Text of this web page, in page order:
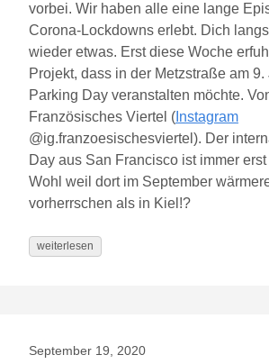
vorbei. Wir haben alle eine lange
Corona-Lockdowns erlebt. Dich
wieder etwas. Erst diese Woche
Projekt, dass in der Metzstraße am
Parking Day veranstalten möchte.
Französisches Viertel ( Instagram
@ig.franzoesischesviertel). Der
Day aus San Francisco ist immer
Wohl weil dort im September
vorherrschen als in Kiel!?
weiterlesen
September 19, 2020